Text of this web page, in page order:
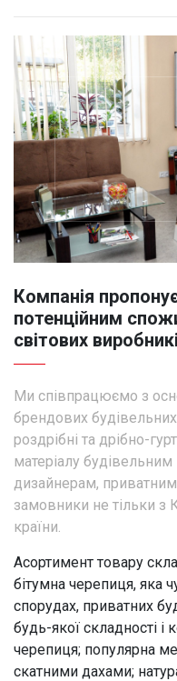
Компанія
потенційним
світових
Ми співпрацюємо з
брендових
роздрібні та дрібно-
матеріалу
дизайнерам,
замовники не тільки з
країни.
Асортимент товару
бітумна черепиця, яка
спорудах, приватних
будь-якої складності і
черепиця; популярна
скатними дахами;